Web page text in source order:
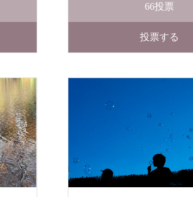
66投票
投票する